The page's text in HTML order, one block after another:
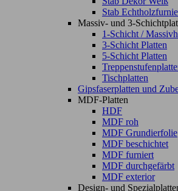
Stab
Massiv- und 3-
1-Schicht /
3-Schicht Platten
5-Schicht Platten
Tischplatten
Gipsfaserplatten und
MDF-Platten
HDF
MDF roh
MDF Grundierfolie
MDF beschichtet
MDF furniert
MDF durchgefärbt
MDF exterior
Design- und